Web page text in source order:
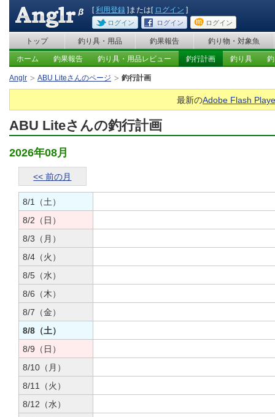
[利用登録 ]または[ ログイン ]
ログイン ログイン ログイン
トップ 釣り具・用品 釣果報告 釣り物・対象魚
ホーム 釣果報告 釣り具・用品レビュー 釣行計画 釣り具
Anglr ABU Liteさんのページ 釣行計画
最新のAdobe Flash
ABU Liteさんの釣行計画
2026年08月
<< 前の月
8/1（土）
8/2（日）
8/3（月）
8/4（火）
8/5（水）
8/6（木）
8/7（金）
8/8（土）
8/9（日）
8/10（月）
8/11（火）
8/12（水）